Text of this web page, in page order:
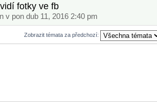
fotky ve fb
v pon dub 11, 2016 2:40 pm
Zobrazit témata za předchozí: